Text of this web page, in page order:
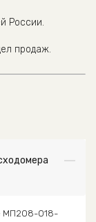
России.
продаж.
МП208-018-